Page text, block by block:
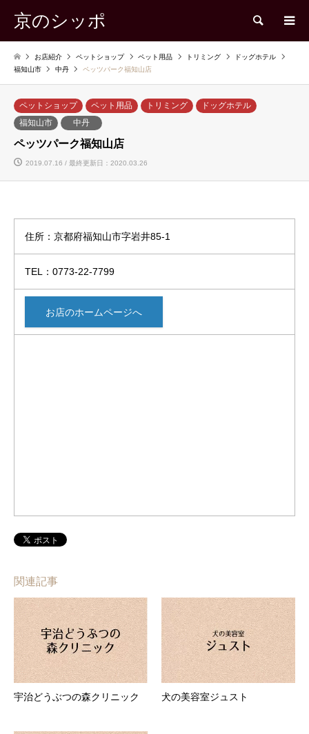
京のシッポ 検索
お店紹介 ペットショップ ペット用品 トリミング
ドッグホテル
福知山市
中丹 ペッツパーク福知山店
ペットショップ ペット用品 トリミング
ドッグホテル
福知山市
中丹
ペッツパーク福知山店
2019.07.16 / 最終更新日：2020.03.26
住所：京都府福知山市字岩井85-1
TEL：0773-22-7799
お店のホームページへ
関連記事
宇治どうぶつの森クリニック 犬の美容室ジュスト